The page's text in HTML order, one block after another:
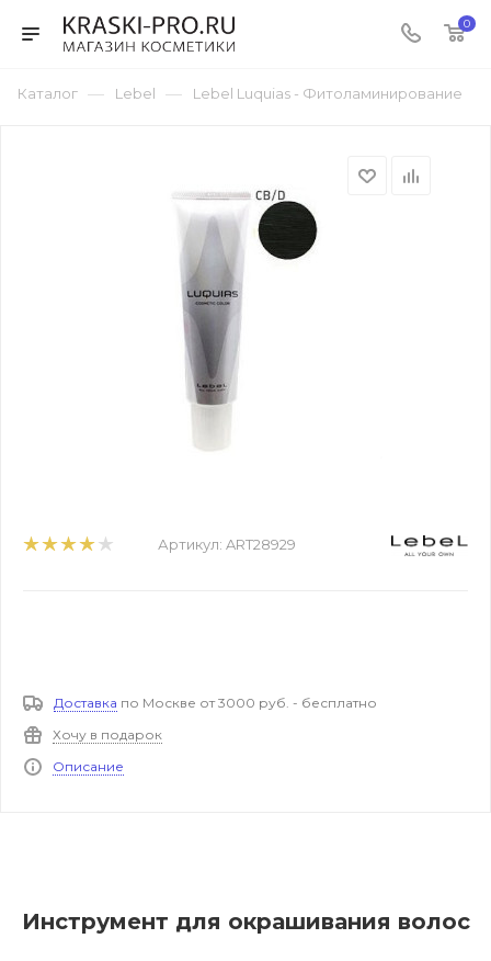
0
Каталог — Lebel — Lebel Luquias - Фитоламинирование
Артикул: ART28929
Доставка по Москве от 3000 руб. - бесплатно
Хочу в подарок
Описание
Инструмент для окрашивания волос